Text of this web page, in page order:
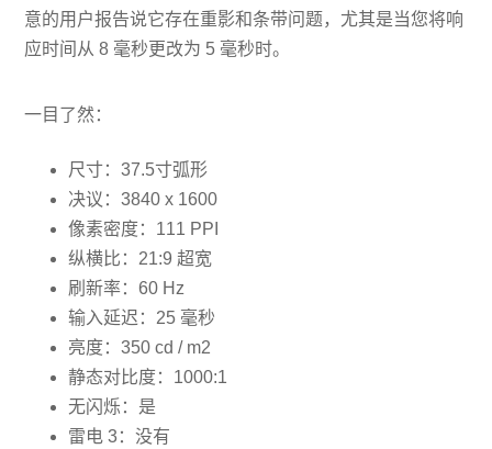
意的用户报告说它存在重影和条带问题，尤其是当您将响
应时间从 8 毫秒更改为 5 毫秒时。
一目了然：
尺寸：37.5寸弧形
决议：3840 x 1600
像素密度：111 PPI
纵横比：21:9 超宽
刷新率：60 Hz
输入延迟：25 毫秒
亮度：350 cd / m2
静态对比度：1000:1
无闪烁：是
雷电 3：没有